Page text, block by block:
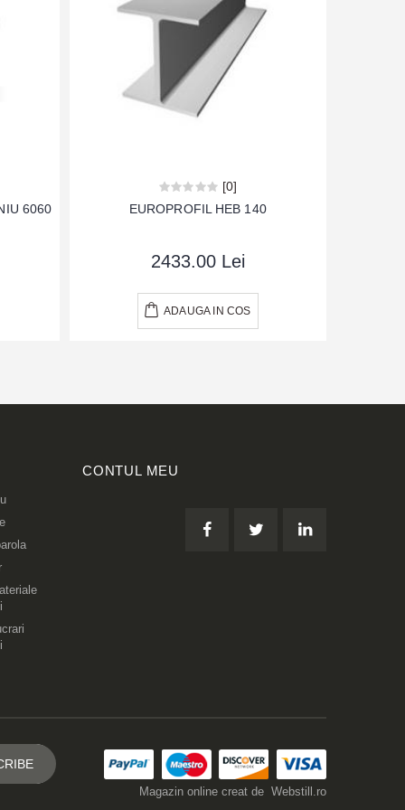
6060
[0]
EUROPROFIL HEB 140
2433.00 Lei
ADAUGA IN COS
CONTUL MEU
Magazin online creat de Webstill.ro